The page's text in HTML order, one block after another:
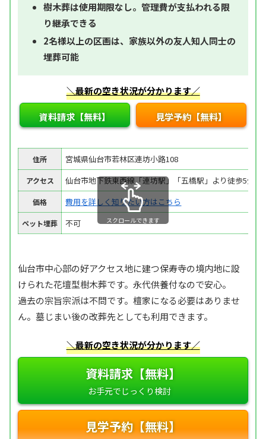
樹木葬は使用期限なし。管理費が支払われる限
り継承できる
2名様以上の区画は、家族以外の友人知人同士の
埋葬可能
＼最新の空き状況が分かります／
資料請求【無料】 見学予約【無料】
住所 宮城県仙台市若林区連坊小路108
アクセス 仙台市地下鉄東西線「連坊駅」「五橋駅」より徒歩5分
価格 費用を詳しく知りたい方はこちら
ペット埋葬 不可 スクロールできます
仙台市中心部の好アクセス地に建つ保寿寺の境内地に設
けられた花壇型樹木葬です。永代供養付なので安心。
過去の宗旨宗派は不問です。檀家になる必要はありませ
ん。墓じまい後の改葬先としても利用できます。
＼最新の空き状況が分かります／
資料請求【無料】
見学予約【無料】